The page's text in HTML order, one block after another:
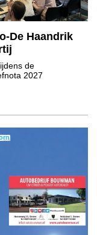
De Haandrik
de
2027